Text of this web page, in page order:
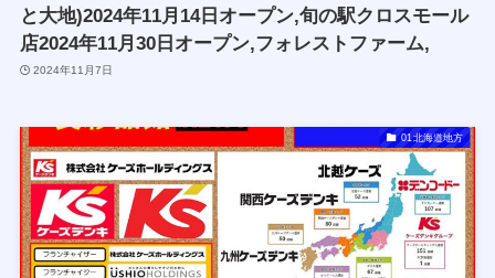
と大地)2024年11月14日オープン,旬の駅クロスモール
店2024年11月30日オープン,フォレストファーム,
2024年11月7日
01北海道地方